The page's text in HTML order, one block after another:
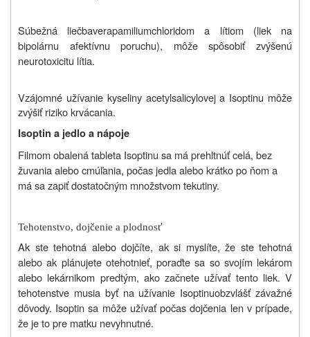
Súbežná liečbaverapamiliumchloridom a lítiom (liek na
bipolárnu afektívnu poruchu), môže spôsobiť
zvýšenú
neurotoxicitu lítia.
Vzájomné užívanie kyseliny acetylsalicylovej a Isoptinu môže
zvýšiť riziko krvácania.
Isoptin a jedlo a nápoje
Filmom obalená tableta Isoptinu sa má prehltnúť celá, bez
žuvania alebo cmúľania, počas jedla alebo krátko po ňom a
má sa zapiť dostatočným množstvom tekutiny.
Tehotenstvo, dojčenie a plodnosť
Ak ste tehotná alebo dojčíte, ak si myslíte, že ste tehotná
alebo ak plánujete otehotnieť, poraďte sa so svojím lekárom
alebo lekárnikom predtým, ako začnete užívať tento liek. V
tehotenstve musia byť na užívanie Isoptinuobzvlášť závažné
dôvody. Isoptin sa môže užívať počas dojčenia len v prípade,
že je to pre matku nevyhnutné.